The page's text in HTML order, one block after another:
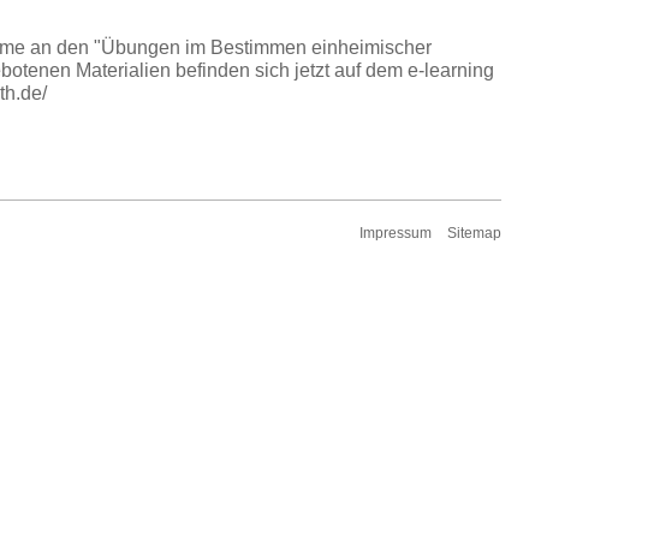
an den "Übungen im Bestimmen einheimischer
Materialien befinden sich jetzt auf dem e-learning
Impressum Sitemap